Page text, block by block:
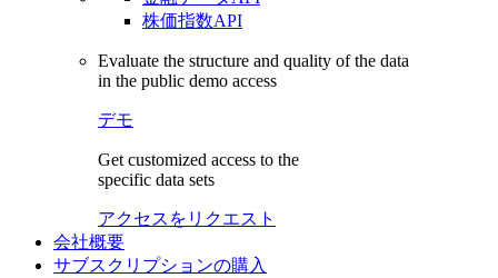
株価指数API
Evaluate the structure and quality of the data
in the public demo access
デモ
Get customized access to the
specific data sets
アクセスをリクエスト
会社概要
サブスクリプションの購入